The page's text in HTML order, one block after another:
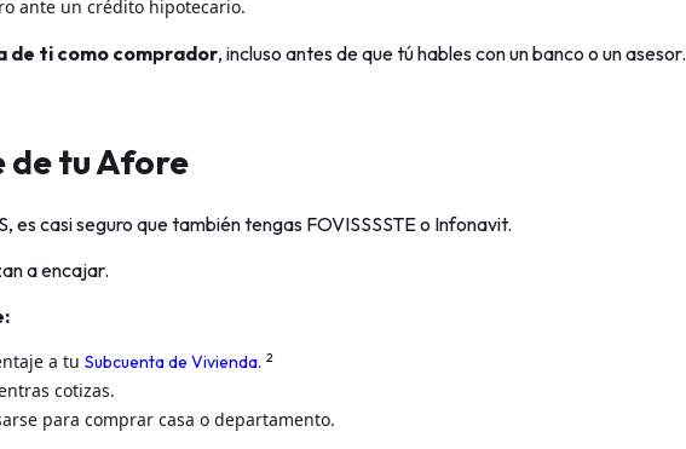
ante un crédito hipotecario.
de ti como comprador, incluso antes de que tú hables con un banco o un asesor.
de tu Afore
es casi seguro que también tengas FOVISSSSTE o Infonavit.
a encajar.
a tu Subcuenta de Vivienda. 2
cotizas.
para comprar casa o departamento.